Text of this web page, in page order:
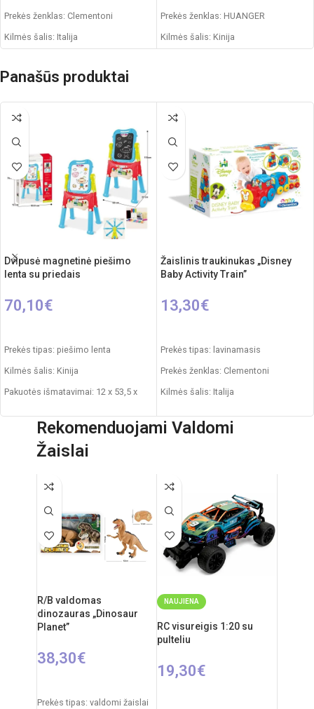
Prekės ženklas: Clementoni
Kilmės šalis: Italija
cm
Prekės ženklas: HUANGER
Kilmės šalis: Kinija
Rekomenduojamas amžius: nuo 18
mėnesių
Elementai: 3 x AA (nepridedamos)
Panašūs produktai
Dvipusė magnetinė piešimo
lenta su priedais
70,10€
Prekės tipas: piešimo lenta
Kilmės šalis: Kinija
Pakuotės išmatavimai: 12 x 53,5 x
Produkto išmatavimai: 33 x 58 x 110
Žaislinis traukinukas „Disney
Baby Activity Train”
13,30€
Prekės tipas: lavinamasis
Prekės ženklas: Clementoni
Kilmės šalis: Italija
mėnesių
Rekomenduojami Valdomi
Žaislai
R/B valdomas
dinozauras „Dinosaur
Planet”
38,30€
Prekės tipas: valdomi žaislai
NAUJIENA
RC visureigis 1:20 su
pulteliu
19,30€